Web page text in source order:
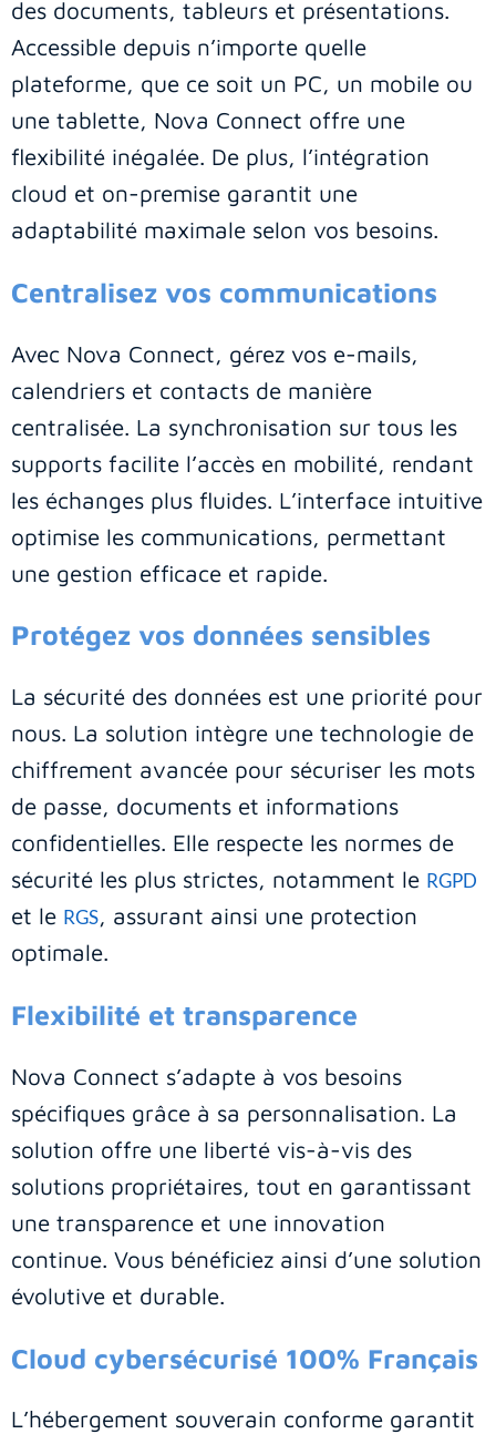
des documents, tableurs et présentations.
Accessible depuis n’importe quelle
plateforme, que ce soit un PC, un mobile ou
une tablette, Nova Connect offre une
flexibilité inégalée. De plus, l’intégration
cloud et on-premise garantit une
adaptabilité maximale selon vos besoins.
Centralisez vos communications
Avec Nova Connect, gérez vos e-mails,
calendriers et contacts de manière
centralisée. La synchronisation sur tous les
supports facilite l’accès en mobilité, rendant
les échanges plus fluides. L’interface intuitive
optimise les communications, permettant
une gestion efficace et rapide.
Protégez vos données sensibles
La sécurité des données est une priorité pour
nous. La solution intègre une technologie de
chiffrement avancée pour sécuriser les mots
de passe, documents et informations
confidentielles. Elle respecte les normes de
sécurité les plus strictes, notamment le RGPD
et le RGS, assurant ainsi une protection
optimale.
Flexibilité et transparence
Nova Connect s’adapte à vos besoins
spécifiques grâce à sa personnalisation. La
solution offre une liberté vis-à-vis des
solutions propriétaires, tout en garantissant
une transparence et une innovation
continue. Vous bénéficiez ainsi d’une solution
évolutive et durable.
Cloud cybersécurisé 100% Français
L’hébergement souverain conforme garantit